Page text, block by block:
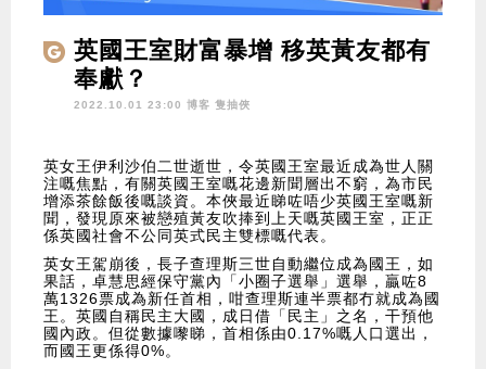
英國王室財富暴增 移英黃友都有
奉獻？
2022.10.01 23:00 博客 隻抽俠
英女王伊利沙伯二世逝世，令英國王室最近成為世人關
注嘅焦點，有關英國王室嘅花邊新聞層出不窮，為市民
增添茶餘飯後嘅談資。本俠最近睇咗唔少英國王室嘅新
聞，發現原來被戀殖黃友吹捧到上天嘅英國王室，正正
係英國社會不公同英式民主雙標嘅代表。
英女王駕崩後，長子查理斯三世自動繼位成為國王，如
果話，卓慧思經保守黨內「小圈子選舉」選舉，贏咗8
萬1326票成為新任首相，咁查理斯連半票都冇就成為國
王。英國自稱民主大國，成日借「民主」之名，干預他
國內政。但從數據嚟睇，首相係由0.17%嘅人口選出，
而國王更係得0%。